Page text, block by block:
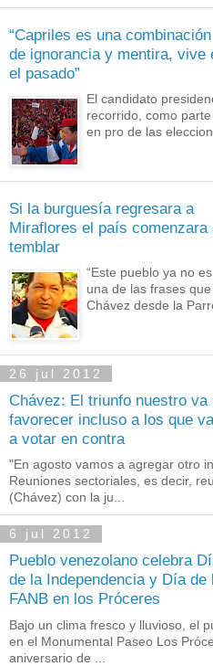
“Capriles es una combinación
de ignorancia y mentira, vive
el pasado”
El candidato
recorrido, como
en pro de las
Si la burguesía regresara a
Miraflores el país comenzara
temblar
“Este pueblo ya no
una de las frases
Chávez desde la
26 jul 2012
Chávez: El triunfo nuestro va
favorecer incluso a los que
a votar en contra
"En agosto vamos a agregar otro
Reuniones sectoriales, es decir,
(Chávez) con la ju...
6 jul 2012
Pueblo venezolano celebra
de la Independencia y Día de
FANB en los Próceres
Bajo un clima fresco y lluvioso, el
en el Monumental Paseo Los
aniversario de ...